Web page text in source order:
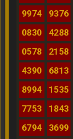
9974
9376
0830
4288
0578
2158
4390
6813
8994
1535
7753
1843
6794
3699